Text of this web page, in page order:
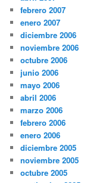
febrero 2007
enero 2007
diciembre 2006
noviembre 2006
octubre 2006
junio 2006
mayo 2006
abril 2006
marzo 2006
febrero 2006
enero 2006
diciembre 2005
noviembre 2005
octubre 2005